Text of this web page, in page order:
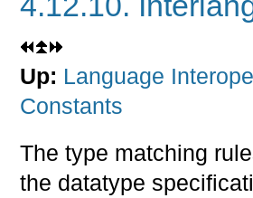
Up: Language
Constants
The type matching
the datatype